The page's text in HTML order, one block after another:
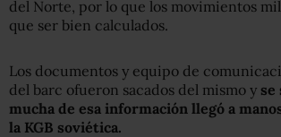
del Norte, por lo que los movimientos
que ser bien calculados.
Los documentos y equipo de
del barc ofueron sacados del mismo y se
mucha de esa información llegó a
la KGB soviética.